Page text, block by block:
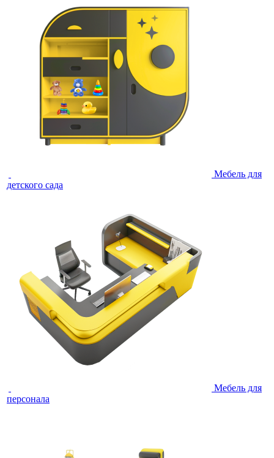
Мебель для
детского сада
Мебель для
персонала